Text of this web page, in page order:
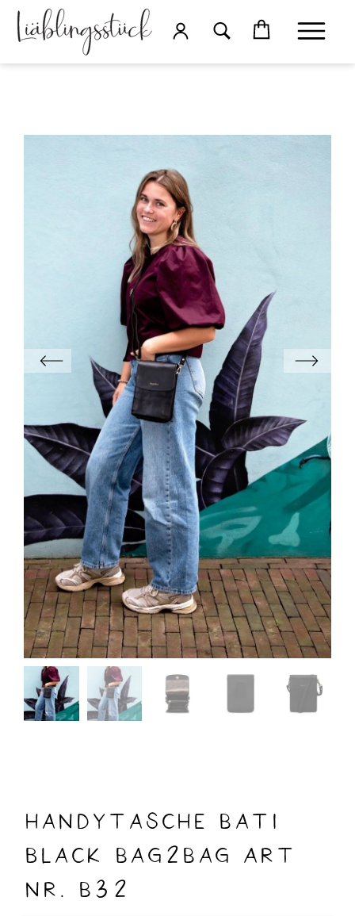
Handytasche Bati
black Bag2Bag Art
nr. B32